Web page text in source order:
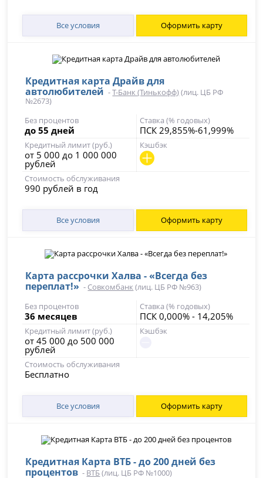
Все условия Оформить карту
Кредитная карта Драйв для
автолюбителей -Т-Банк (Тинькофф)(лиц. ЦБ РФ
№2673)
Без процентов
до 55 дней
Ставка (% годовых)
ПСК 29,855%-61,999%
Кредитный лимит (руб.)
от 5 000 до 1 000 000
рублей
Кэшбэк
Стоимость обслуживания
990 рублей в год
Все условия Оформить карту
Карта рассрочки Халва - «Всегда без
переплат!» - Совкомбанк (лиц. ЦБ РФ №963)
Без процентов
36 месяцев
Ставка (% годовых)
ПСК 0,000% - 14,205%
Кредитный лимит (руб.)
от 45 000 до 500 000
рублей
Кэшбэк
Стоимость обслуживания
Бесплатно
Все условия Оформить карту
Кредитная Карта ВТБ - до 200 дней без
процентов - ВТБ(лиц. ЦБ РФ №1000)